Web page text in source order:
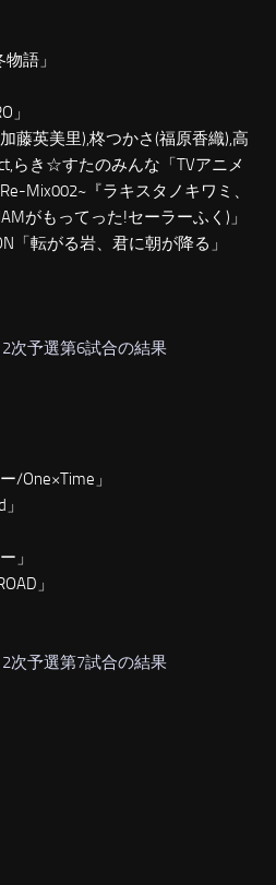
語」
」
藤英美里),柊つかさ(福原香織),高
らき☆すたのみんな「TVアニメ
Mix002~『ラキスタノキワミ、
がもってった!セーラーふく)」
「転がる岩、君に朝が降る」
次予選第6試合の結果
/One×Time」
」
」
次予選第7試合の結果